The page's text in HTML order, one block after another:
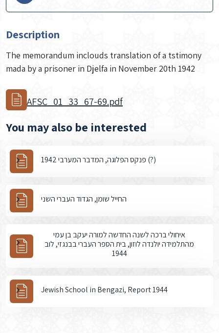
Description
The memorandum inclouds translation of a tstimony
mada by a prisoner in Djelfa in November 20th 1942
AFSC_01_33_67-69.pdf
You may also be interested
פנקס הפלוגה, המדבר המערבי 1942 (?)
החייל שומן, הגדוד העברי השני
איחולי ברכה לשנה החדשה למורה יעקב בן עמי
מהתלמידה יולנדה לוזון, בית הספר העברי בבנגזי, לוב
1944
Jewish School in Bengazi, Report 1944